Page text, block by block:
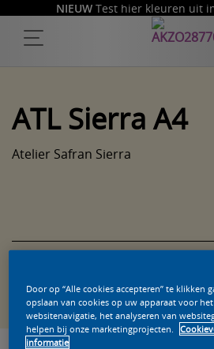
NIEUW Test hier kleuren uit
ATL Sierra A4
Atelier Safran Sierra
Zoek een
Door op “Alle cookies accepteren” te klikken
opslaan van cookies op uw apparaat voor
websitenavigatie, het analyseren van
helpen bij onze marketingprojecten.
informatie